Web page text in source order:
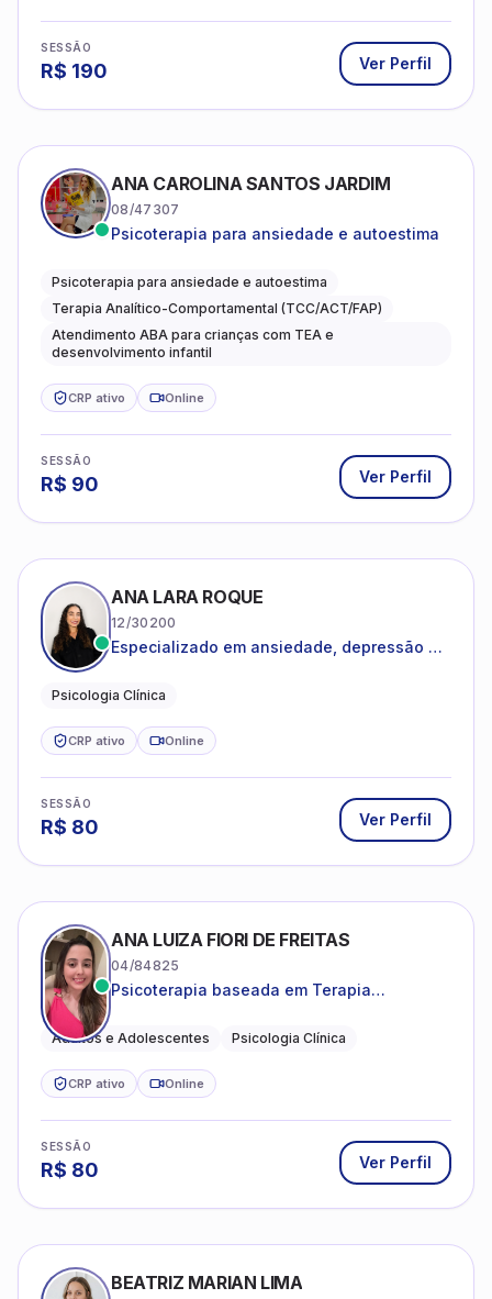
SESSÃO
R$ 190 Ver Perfil
ANA CAROLINA SANTOS JARDIM
08/47307
Psicoterapia para ansiedade e autoestima
Psicoterapia para ansiedade e autoestima
Terapia Analítico-Comportamental (TCC/ACT/FAP)
Atendimento ABA para crianças com TEA e
desenvolvimento infantil
CRP ativo Online
SESSÃO
R$ 90 Ver Perfil
ANA LARA ROQUE
12/30200
Especializado em ansiedade, depressão e
Psicologia Clínica
CRP ativo Online
SESSÃO
R$ 80 Ver Perfil
ANA LUIZA FIORI DE FREITAS
04/84825
Psicoterapia baseada em Terapia
Adultos e Adolescentes Psicologia Clínica
CRP ativo Online
SESSÃO
R$ 80 Ver Perfil
BEATRIZ MARIAN LIMA